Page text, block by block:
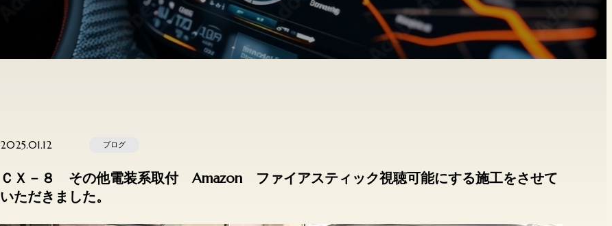
2025.01.12 ブログ
ＣＸ－８ その他電装系取付 Amazon ファイアスティック視聴可能にする施工をさせて
いただきました。